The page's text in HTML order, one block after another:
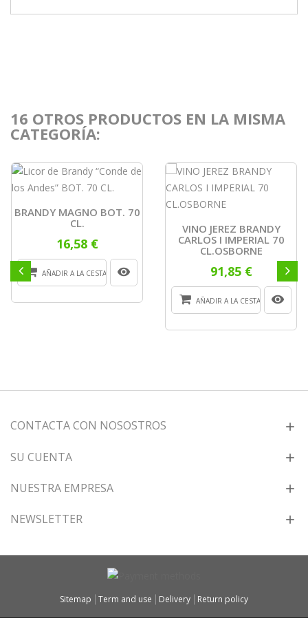
16 OTROS PRODUCTOS EN LA MISMA
CATEGORÍA:
BRANDY MAGNO BOT. 70
CL.
16,58 €
AÑADIR A LA CESTA
VINO JEREZ BRANDY
CARLOS I IMPERIAL 70
CL.OSBORNE
91,85 €
AÑADIR A LA CESTA
CONTACTA CON NOSOSTROS
SU CUENTA
NUESTRA EMPRESA
NEWSLETTER
Sitemap Term and use Delivery Return policy